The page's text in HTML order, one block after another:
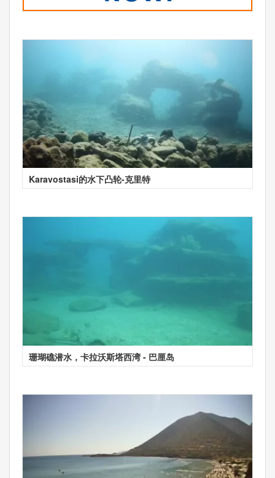
Karavostasi的水下凸轮-克里特
珊瑚礁潜水，卡拉沃斯塔西湾 - 巴厘岛